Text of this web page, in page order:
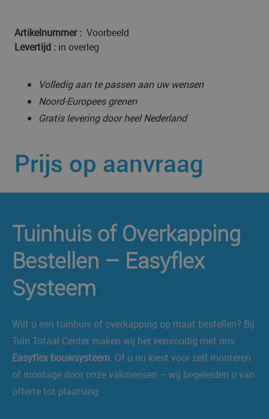
Artikelnummer : Voorbeeld
Levertijd : in overleg
Volledig aan te passen aan uw wensen
Noord-Europees grenen
Gratis levering door heel Nederland
Prijs op aanvraag
Tuinhuis of Overkapping
Bestellen – Easyflex
Systeem
Wilt u een tuinhuis of overkapping op maat bestellen? Bij
Tuin Totaal Center maken wij het eenvoudig met ons
Easyflex bouwsysteem. Of u nu kiest voor zelf monteren
of montage door onze vakmensen – wij begeleiden u van
offerte tot plaatsing